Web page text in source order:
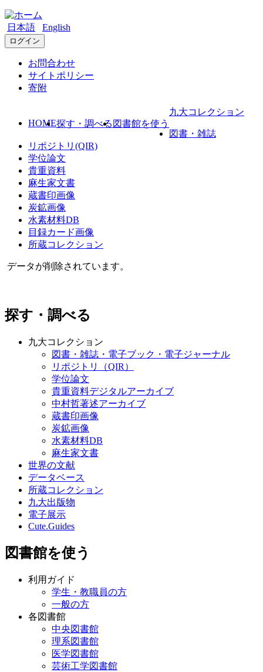
日本語 English
ログイン
お問合わせ
サイトポリシー
寄附
HOME探す・調べる 図書館を使う
九大コレクション
図書・雑誌
リポジトリ(QIR)
学位論文
貴重資料
麻生家文書
蔵書印画像
炭鉱画像
水素材料DB
目録カード画像
所蔵コレクション
データが削除されています。
探す・調べる
九大コレクション
図書・雑誌・電子ブック・電子ジャーナル
リポジトリ（QIR）
学位論文
貴重資料デジタルアーカイブ
中村哲著述アーカイブ
蔵書印画像
炭鉱画像
水素材料DB
麻生家文書
世界の文献
データベース
所蔵コレクション
九大出版物
電子展示
Cute.Guides
図書館を使う
利用ガイド
学生・教職員の方
一般の方
各図書館
中央図書館
理系図書館
医学図書館
芸術工学図書館